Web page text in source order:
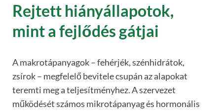
Rejtett hiányállapotok,
mint a fejlődés gátjai
A makrotápanyagok – fehérjék, szénhidrátok,
zsírok – megfelelő bevitele csupán az alapokat
teremti meg a teljesítményhez. A szervezet
működését számos mikrotápanyag és hormonális